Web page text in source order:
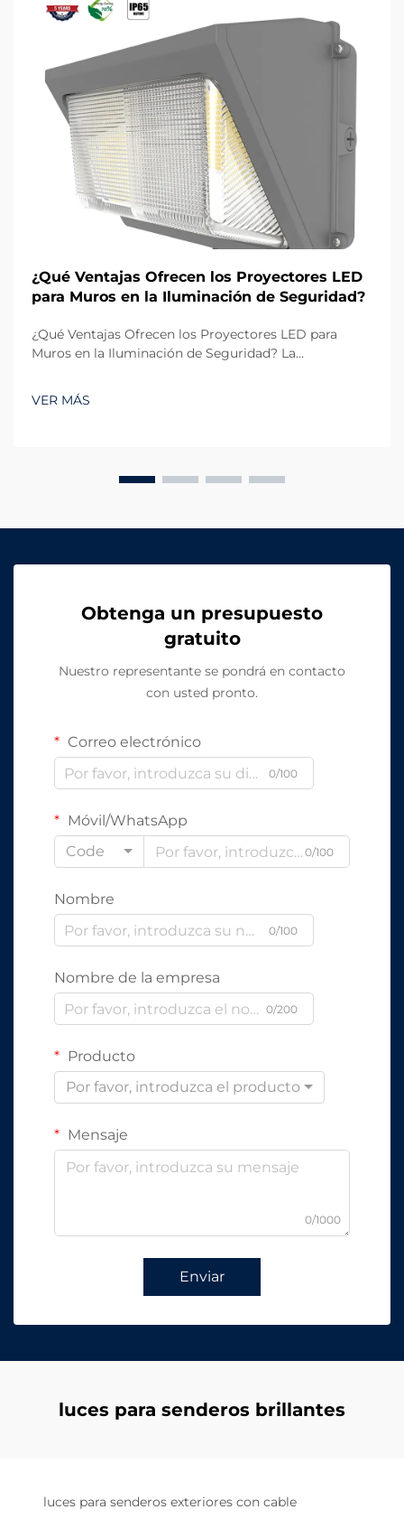
¿Qué Ventajas Ofrecen los Proyectores LED
para Muros en la Iluminación de Seguridad?
¿Qué Ventajas Ofrecen los Proyectores LED para
Muros en la Iluminación de Seguridad? La
seguridad: En los sistemas modernos de seguridad, la
iluminación desempeña un papel igualmente
VER MÁS
Obtenga un presupuesto
gratuito
Nuestro representante se pondrá en contacto
con usted pronto.
Correo electrónico
0/100
Móvil/WhatsApp
Code
0/100
Nombre
0/100
Nombre de la empresa
0/200
Producto
Por favor, introduzca el producto
Mensaje
0/1000
Enviar
luces para senderos brillantes
luces para senderos exteriores con cable